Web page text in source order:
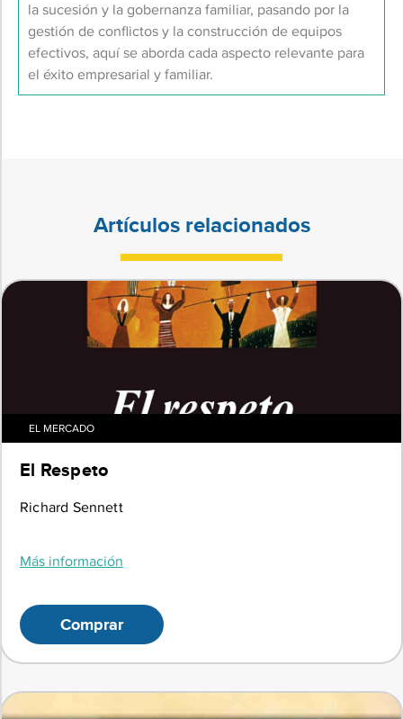
la sucesión y la gobernanza familiar, pasando por la
gestión de conflictos y la construcción de equipos
efectivos, aquí se aborda cada aspecto relevante para
el éxito empresarial y familiar.
Artículos relacionados
EL MERCADO
El Respeto
Richard Sennett
Más información
Comprar